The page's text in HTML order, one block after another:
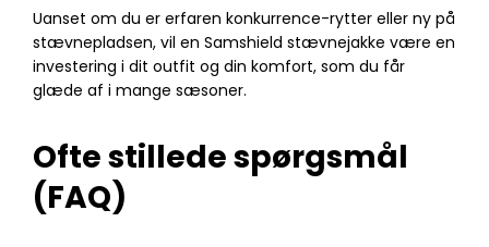
Uanset om du er erfaren konkurrence-rytter eller ny på
stævnepladsen, vil en Samshield stævnejakke være en
investering i dit outfit og din komfort, som du får
glæde af i mange sæsoner.
Ofte stillede spørgsmål
(FAQ)